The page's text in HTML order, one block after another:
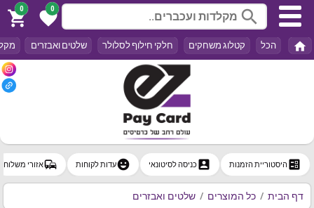
search
0
favorite
0
shopping_cart
home הכל קטלוג משחקים חלקי חילוף לסלולר שלטים ואבזרים
ballot היסטוריית הזמנות account_boxכניסה לסיטונאי emoji_emotionsעדות לקוחות commuteאזורי משלוח
דף הבית כל המוצרים שלטים ואבזרים